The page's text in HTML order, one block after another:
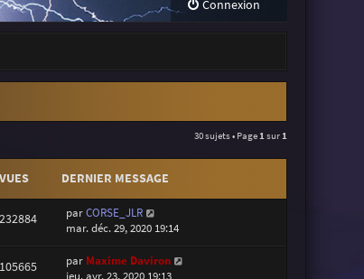
Connexion
30 sujets • Page 1 sur 1
VUES DERNIER MESSAGE
232884 parCORSE_JLR
mar. déc. 29, 2020 19:14
105665 par Maxime Daviron
jeu. avr. 23, 2020 19:13